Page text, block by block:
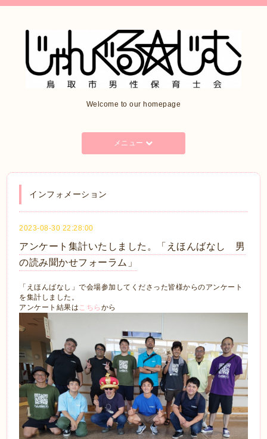
Welcome to our homepage
メニュー
インフォメーション
2023-08-30 22:28:00
アンケート集計いたしました。「えほんばなし 男
の読み聞かせフォーラム」
「えほんばなし」で会場参加してくださった皆様からのアンケート
を集計しました。
アンケート結果はこちら から